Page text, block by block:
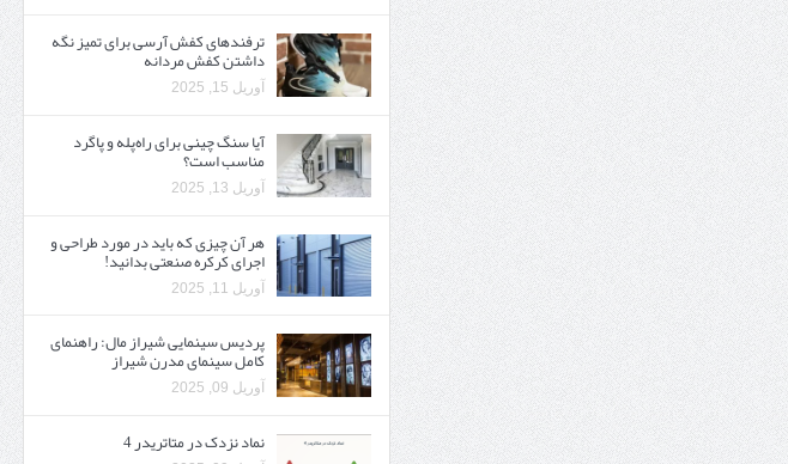
ترفندهای کفش آرسی برای تمیز نگه
داشتن کفش مردانه
آوریل 15, 2025
آیا سنگ چینی برای راه‌پله و پاگرد
مناسب است؟
آوریل 13, 2025
هر آن چیزی که باید در مورد طراحی و
اجرای کرکره صنعتی بدانید!
آوریل 11, 2025
پردیس سینمایی شیراز مال: راهنمای
کامل سینمای مدرن شیراز
آوریل 09, 2025
نماد نزدک در متاتریدر 4